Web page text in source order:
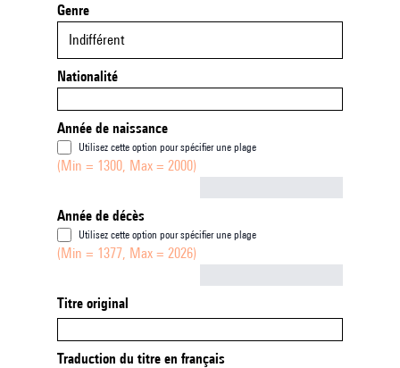
Genre
Indifférent
Nationalité
Année de naissance
Utilisez cette option pour spécifier une plage
(Min = 1300, Max = 2000)
Année de décès
Utilisez cette option pour spécifier une plage
(Min = 1377, Max = 2026)
Titre original
Traduction du titre en français